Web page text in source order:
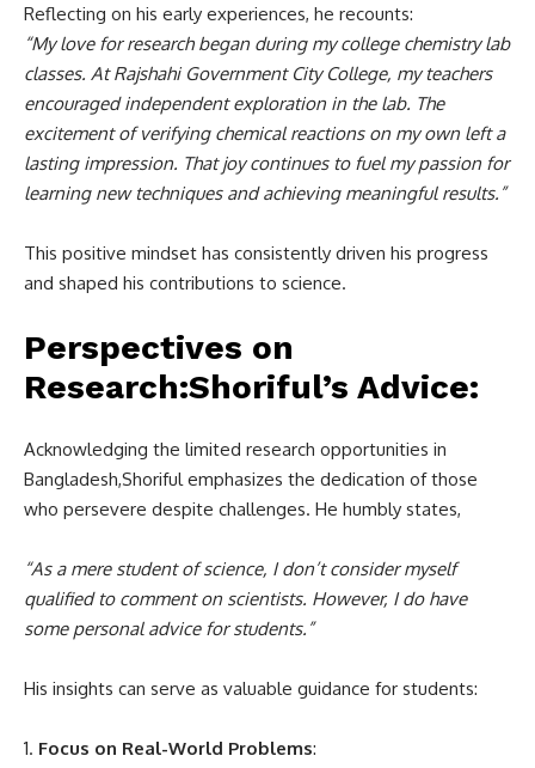
Reflecting on his early experiences, he recounts:
“My love for research began during my college chemistry lab
classes. At Rajshahi Government City College, my teachers
encouraged independent exploration in the lab. The
excitement of verifying chemical reactions on my own left a
lasting impression. That joy continues to fuel my passion for
learning new techniques and achieving meaningful results.”
This positive mindset has consistently driven his progress
and shaped his contributions to science.
Perspectives on
Research:Shoriful’s Advice:
Acknowledging the limited research opportunities in
Bangladesh,Shoriful emphasizes the dedication of those
who persevere despite challenges. He humbly states,
“As a mere student of science, I don’t consider myself
qualified to comment on scientists. However, I do have
some personal advice for students.”
His insights can serve as valuable guidance for students:
Focus on Real-World Problems: